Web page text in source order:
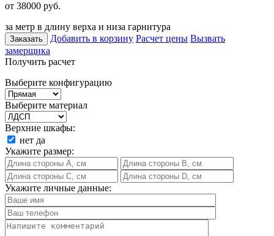
от 38000 руб.
за метр в длину верха и низа гарнитура
Заказать Добавить в корзину Расчет цены Вызвать
замерщика
Получить расчет
Выберите конфигурацию
Выберите материал
Верхние шкафы:
нет да
Укажите размер:
Укажите личные данные: